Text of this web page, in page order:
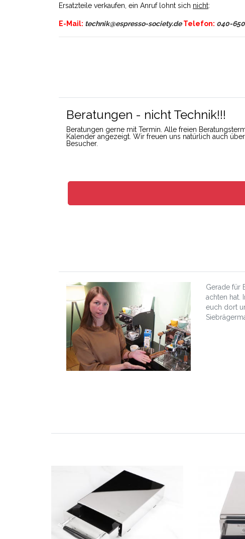
Ersatzteile verkaufen, ein Anruf lohnt sich nicht:
E-Mail: technik@espresso-society.deTelefon: 040-
Beratungen - nicht Technik!!!
Beratungen gerne mit Termin. Alle freien
Kalender angezeigt. Wir freuen uns natürlich auch
Besucher.
Gerade für
achten hat.
euch dort